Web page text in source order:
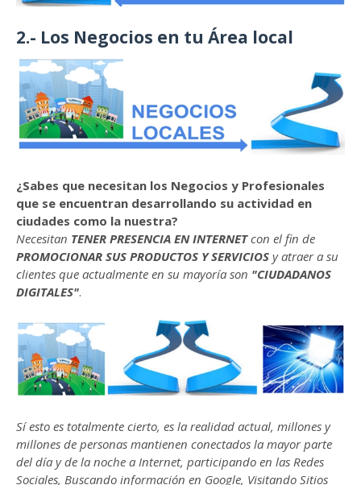
2.- Los Negocios en tu Área local
¿Sabes que necesitan los Negocios y Profesionales
que se encuentran desarrollando su actividad en
ciudades como la nuestra?
Necesitan TENER PRESENCIA EN INTERNETcon el fin de
PROMOCIONAR SUS PRODUCTOS Y SERVICIOS y atraer a su
clientes que actualmente en su mayoría son "CIUDADANOS
DIGITALES".
Sí esto es totalmente cierto, es la realidad actual, millones y
millones de personas mantienen conectados la mayor parte
del día y de la noche a Internet, participando en las Redes
Sociales, Buscando información en Google, Visitando Sitios